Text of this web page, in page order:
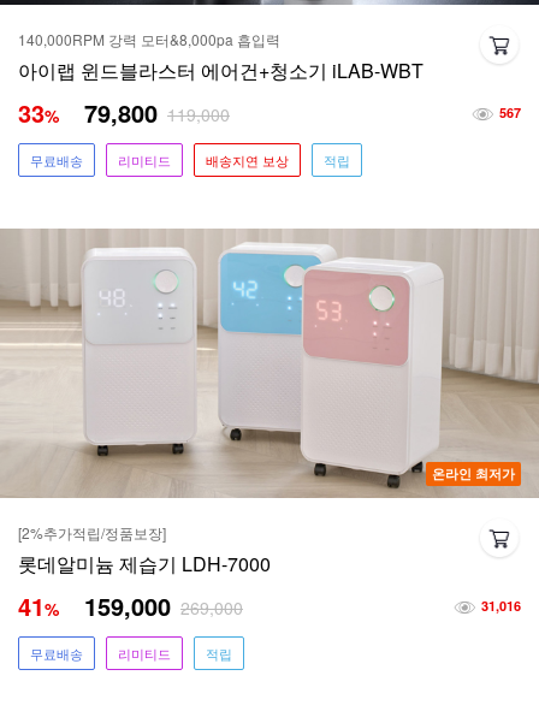
140,000RPM 강력 모터&8,000pa 흡입력
아이랩 윈드블라스터 에어건+청소기 iLAB-WBT
567
33% 79,800 119,000
무료배송 리미티드 배송지연 보상 적립
온라인 최저가
[2%추가적립/정품보장]
롯데알미늄 제습기 LDH-7000
31,016
41% 159,000 269,000
무료배송 리미티드 적립